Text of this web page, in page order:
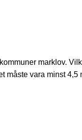
marklov.
måste vara minst 4,5